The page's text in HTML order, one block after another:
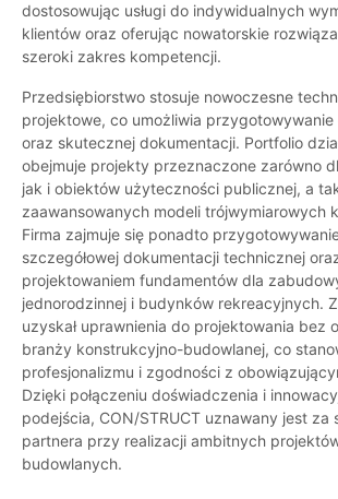
dostosowując usługi do indywidualnych
klientów oraz oferując nowatorskie
szeroki zakres kompetencji.
Przedsiębiorstwo stosuje nowoczesne
projektowe, co umożliwia przygotowywanie
oraz skutecznej dokumentacji. Portfolio
obejmuje projekty przeznaczone zarówno
jak i obiektów użyteczności publicznej, a
zaawansowanych modeli trójwymiarowych
Firma zajmuje się ponadto
szczegółowej dokumentacji technicznej
projektowaniem fundamentów dla
jednorodzinnej i budynków rekreacyjnych.
uzyskał uprawnienia do projektowania bez
branży konstrukcyjno-budowlanej, co
profesjonalizmu i zgodności z
Dzięki połączeniu doświadczenia i
podejścia, CON/STRUCT uznawany jest za
partnera przy realizacji ambitnych
budowlanych.